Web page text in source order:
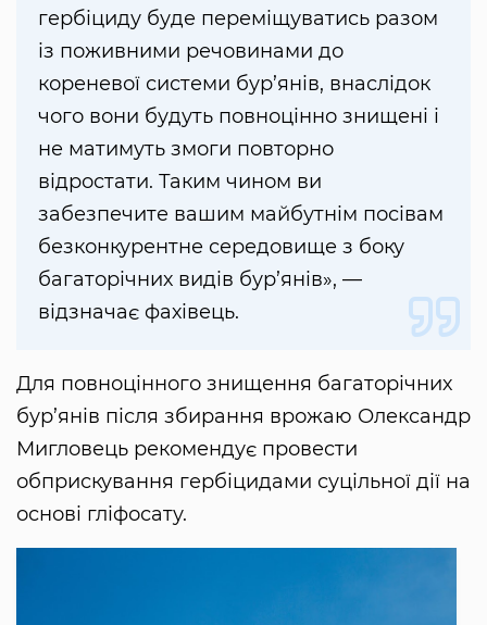
гербіциду буде переміщуватись разом
із поживними речовинами до
кореневої системи бур’янів, внаслідок
чого вони будуть повноцінно знищені і
не матимуть змоги повторно
відростати. Таким чином ви
забезпечите вашим майбутнім посівам
безконкурентне середовище з боку
багаторічних видів бур’янів», —
відзначає фахівець.
Для повноцінного знищення багаторічних
бур’янів після збирання врожаю Олександр
Мигловець рекомендує провести
обприскування гербіцидами суцільної дії на
основі гліфосату.